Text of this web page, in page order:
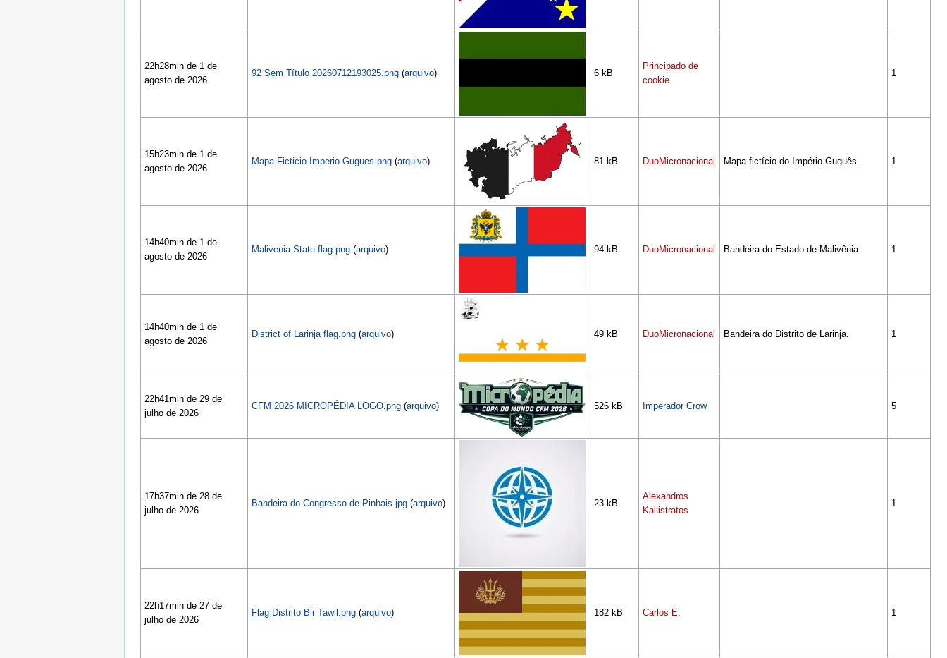
22h28min de 1 de
agosto de 2026
92 Sem Título 20260712193025.png (arquivo) 6 kB
Principado de
cookie
1
15h23min de 1 de
agosto de 2026
Mapa Ficticio Imperio Gugues.png (arquivo) 81 kB DuoMicronacional Mapa fictício do Império Guguês. 1
14h40min de 1 de
agosto de 2026
Malivenia State flag.png (arquivo) 94 kB DuoMicronacional Bandeira do Estado de Malivênia. 1
14h40min de 1 de
agosto de 2026
District of Larinja flag.png (arquivo) 49 kB DuoMicronacional Bandeira do Distrito de Larinja. 1
22h41min de 29 de
julho de 2026
CFM 2026 MICROPÉDIA LOGO.png (arquivo) 526 kB Imperador Crow 5
17h37min de 28 de
julho de 2026
Bandeira do Congresso de Pinhais.jpg (arquivo) 23 kB
Alexandros
Kallistratos
1
22h17min de 27 de
julho de 2026
Flag Distrito Bir Tawil.png (arquivo) 182 kB Carlos E. 1